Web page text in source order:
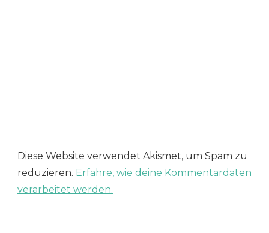
Diese Website verwendet Akismet, um Spam zu
reduzieren. Erfahre, wie deine Kommentardaten
verarbeitet werden.